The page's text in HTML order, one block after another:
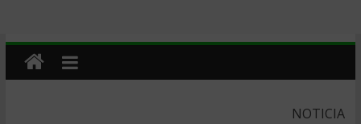
NOTICIA